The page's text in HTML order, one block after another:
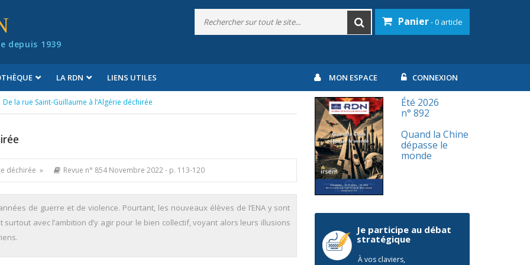
depuis 1939
Panier- 0 article
LA RDN LIENS UTILES MON ESPACE CONNEXION
De la rue Saint-Guillaume à l’Algérie déchirée
déchirée » Revue n° 854 Novembre 2022- p. 113-120
de guerre et de violence. Pourtant, les nouveaux élèves de l’ENA y sont
avec l’ambition d’y agir pour le bien collectif, voyant alors leurs illusions
Été 2026
n° 892
Quand la Chine
dépasse le
monde
Je participe au débat
stratégique
À vos claviers,